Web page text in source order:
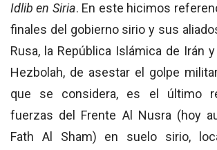
Idlib en Siria. En este hicimos
finales del gobierno sirio y sus
Rusa, la República Islámica de Irán
Hezbolah, de asestar el golpe
que se considera, es el último
fuerzas del Frente Al Nusra (hoy
Fath Al Sham) en suelo sirio,